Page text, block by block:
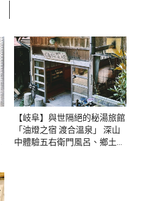
【岐阜】與世隔絕的秘湯旅館
「油燈之宿 渡合溫泉」 深山
中體驗五右衛門風呂、鄉土美